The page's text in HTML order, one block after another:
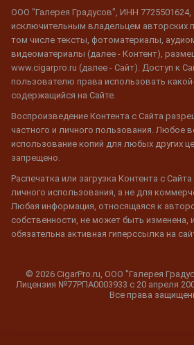
ООО "Галерея Градусов", ИНН 7725501624,
исключительным владельцем авторских
том числе тексты, фотоматериалы,
видеоматериалы (далее - Контент),
www.cigarpro.ru (далее - Сайт). Доступ к
пользователю права использовать
содержащийся на Сайте.
Воспроизведение Контента с Сайта
частного и личного пользования. Любое
использование копий для любых других
запрещено.
Распечатка или загрузка Контента с
личного использования, а не для
Любая информация, относящаяся к
собственности, не может быть изменена,
обязательна активная гиперссылка на
© 2026 CigarPro.ru, ООО "Галерея
Лицензия №77РПА0003933 c 20 апреля
Все права